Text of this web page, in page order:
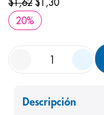
$1,62 $1 ,30
20%
Descripción
3. eucerin
nivea
7. shampoo